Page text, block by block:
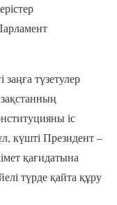
заңға түзетулер
іс
күшті Президент –
қағидатына
түрде қайта құру